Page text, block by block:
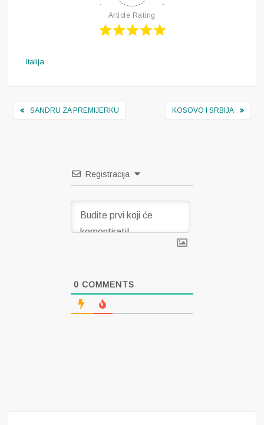
Article Rating
Italija
Navigacija
SANDRU ZA PREMIJERKU KOSOVO I SRBIJA
Registracija
0 COMMENTS